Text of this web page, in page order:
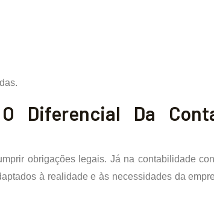
Diferencial Da
obrigações legais. Já na contabilidade
à realidade e às necessidades da